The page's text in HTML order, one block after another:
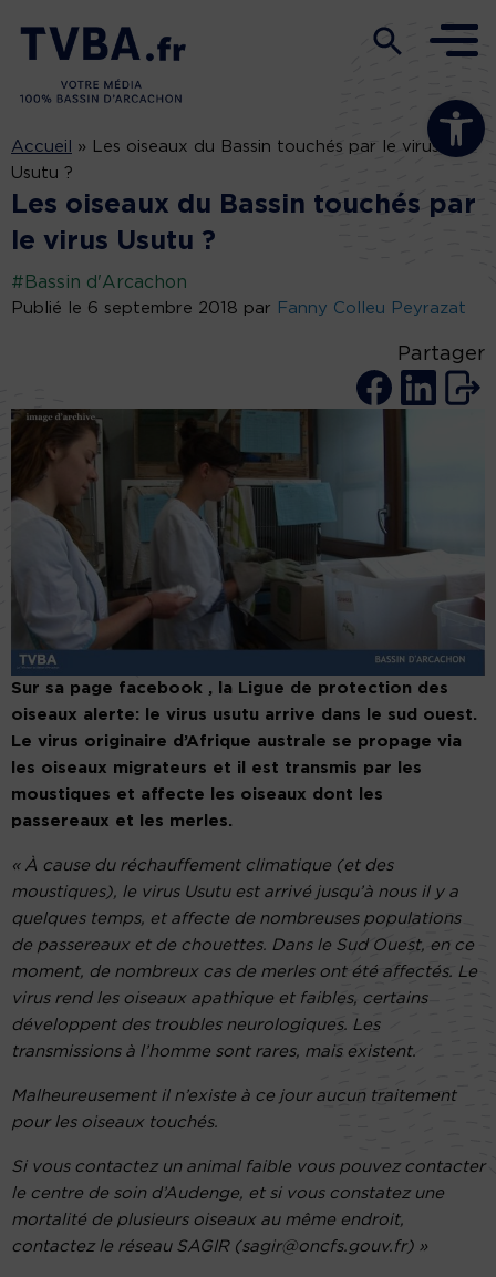
Ouvrir la
Accueil »
Les oiseaux du Bassin touchés par le virus
Usutu ?
Les oiseaux du Bassin touchés par
le virus Usutu ?
#Bassin d'Arcachon
Publié le 6 septembre 2018 par Fanny Colleu Peyrazat
Partager
Sur sa page facebook , la Ligue de protection des
oiseaux alerte: le virus usutu arrive dans le sud ouest.
Le virus originaire d’Afrique australe se propage via
les oiseaux migrateurs et il est transmis par les
moustiques et affecte les oiseaux dont les
passereaux et les merles.
« À cause du réchauffement climatique (et des
moustiques), le virus Usutu est arrivé jusqu’à nous il y a
quelques temps, et affecte de nombreuses populations
de passereaux et de chouettes. Dans le Sud Ouest, en ce
moment, de nombreux cas de merles ont été affectés. Le
virus rend les oiseaux apathique et faibles, certains
développent des troubles neurologiques. Les
transmissions à l’homme sont rares, mais existent.
Malheureusement il n’existe à ce jour aucun traitement
pour les oiseaux touchés.
Si vous contactez un animal faible vous pouvez contacter
le centre de soin d’Audenge, et si vous constatez une
mortalité de plusieurs oiseaux au même endroit,
contactez le réseau SAGIR (sagir@oncfs.gouv.fr) »